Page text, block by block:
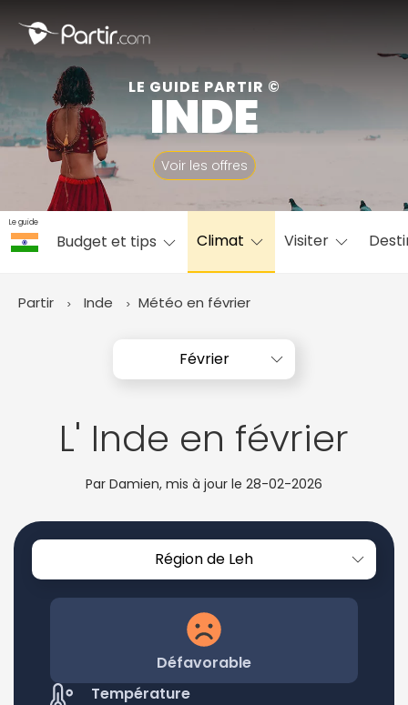
LE GUIDE PARTIR ©
INDE
Voir les offres
Le guide
Budget et tips Climat Visiter
Partir Inde Météo en février
Février
L' Inde en février
Par Damien, mis à jour le 28-02-2026
Région de Leh
Défavorable
Température
📍 Destinations populaires
☀️ Où partir par mois
Mars Avril
Juillet
Août Septembre
Octobre